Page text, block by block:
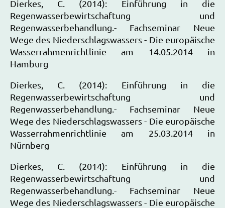
Dierkes, C. (2014): Einführung in die
Regenwasserbewirtschaftung und
Regenwasserbehandlung.- Fachseminar Neue
Wege des Niederschlagswassers - Die europäische
Wasserrahmenrichtlinie am 14.05.2014 in
Hamburg
Dierkes, C. (2014): Einführung in die
Regenwasserbewirtschaftung und
Regenwasserbehandlung.- Fachseminar Neue
Wege des Niederschlagswassers - Die europäische
Wasserrahmenrichtlinie am 25.03.2014 in
Nürnberg
Dierkes, C. (2014): Einführung in die
Regenwasserbewirtschaftung und
Regenwasserbehandlung.- Fachseminar Neue
Wege des Niederschlagswassers - Die europäische